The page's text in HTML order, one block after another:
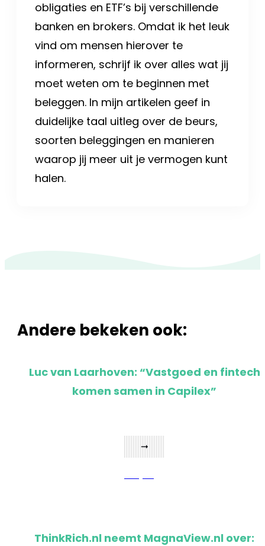
obligaties en ETF’s bij verschillende
banken en brokers. Omdat ik het leuk
vind om mensen hierover te
informeren, schrijf ik over alles wat jij
moet weten om te beginnen met
beleggen. In mijn artikelen geef in
duidelijke taal uitleg over de beurs,
soorten beleggingen en manieren
waarop jij meer uit je vermogen kunt
halen.
Andere bekeken ook:
Luc van Laarhoven: “Vastgoed en fintech
komen samen in Capilex”
ThinkRich.nl neemt MagnaView.nl over: